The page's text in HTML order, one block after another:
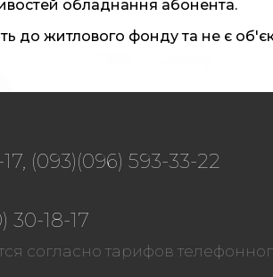
обладнання абонента.
до житлового фонду та не є
(093)(096) 593-33-22
30-18-17
согласно тарифов